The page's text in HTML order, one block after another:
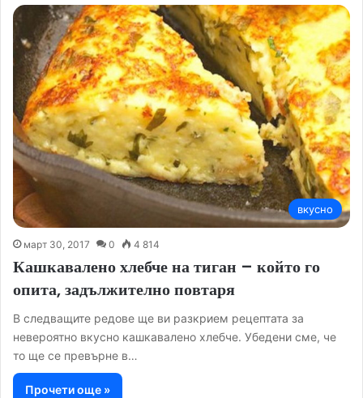
вкусно
март 30, 2017 0 4 814
Кашкавалено хлебче на тиган – който го
опита, задължително повтаря
В следващите редове ще ви разкрием рецептата за
невероятно вкусно кашкавалено хлебче. Убедени сме, че
то ще се превърне в…
Прочети още »